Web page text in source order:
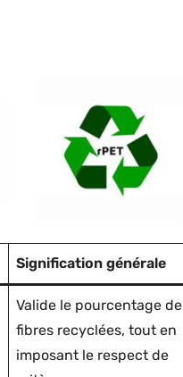
Signification générale
Valide le pourcentage de
fibres recyclées, tout en
imposant le respect de